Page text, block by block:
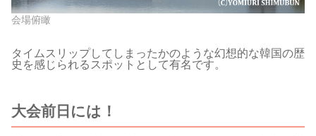
会場俯瞰
タイムスリップしてしまったかのような幻想的な韓国の歴
史を感じられるスポットとして有名です。
大会前日には！